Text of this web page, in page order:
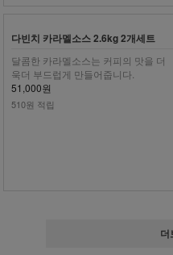
다빈치 카라멜소스 2.6kg 2개세트
달콤한 카라멜소스는 커피의 맛을 더
욱더 부드럽게 만들어줍니다.
51,000원
510원 적립